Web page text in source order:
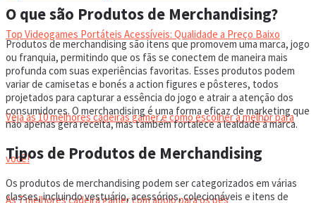
Top Videogames Portáteis Acessíveis: Qualidade a Preço Baixo
CADEIRA GAMER
Veja as 10 melhores cadeiras gamer e como escolher a melhor para
você!
As 7 melhores cadeira gamer com apoio para os pés
O que são Produtos de Merchandising?
Produtos de merchandising são itens que promovem uma marca, jogo
ou franquia, permitindo que os fãs se conectem de maneira mais
profunda com suas experiências favoritas. Esses produtos podem
variar de camisetas e bonés a action figures e pôsteres, todos
projetados para capturar a essência do jogo e atrair a atenção dos
consumidores. O merchandising é uma forma eficaz de marketing que
não apenas gera receita, mas também fortalece a lealdade à marca.
Tipos de Produtos de Merchandising
Os produtos de merchandising podem ser categorizados em várias
classes, incluindo vestuário, acessórios, colecionáveis e itens de